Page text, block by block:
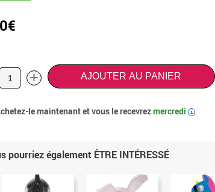
+ AJOUTER AU PANIER
le maintenant et vous le recevrezmercredi i
pourriez également ÊTRE INTÉRESSÉ